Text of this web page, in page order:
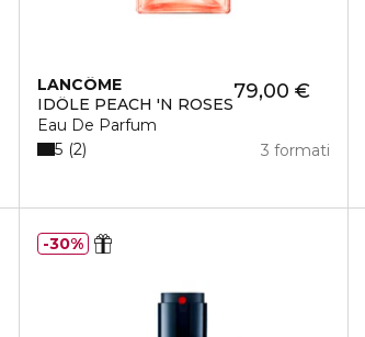
LANCÔME
IDÔLE PEACH 'N ROSES
Eau De Parfum
79,00 €
3 formati
5 2
30%